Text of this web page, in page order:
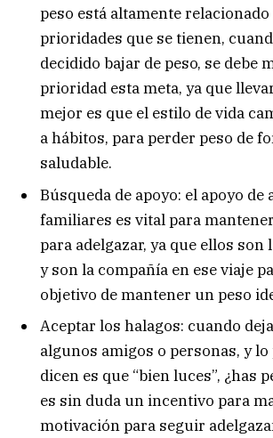
peso está altamente relacionado
prioridades que se tienen,
decidido bajar de peso, se debe
prioridad esta meta, ya que
mejor es que el estilo de vida
a hábitos, para perder peso de
saludable.
Búsqueda de apoyo: el apoyo de
familiares es vital para
para adelgazar, ya que ellos son
y son la compañía en ese viaje
objetivo de mantener un peso
Aceptar los halagos: cuando
algunos amigos o personas, y
dicen es que “bien luces”, ¿has
es sin duda un incentivo para
motivación para seguir